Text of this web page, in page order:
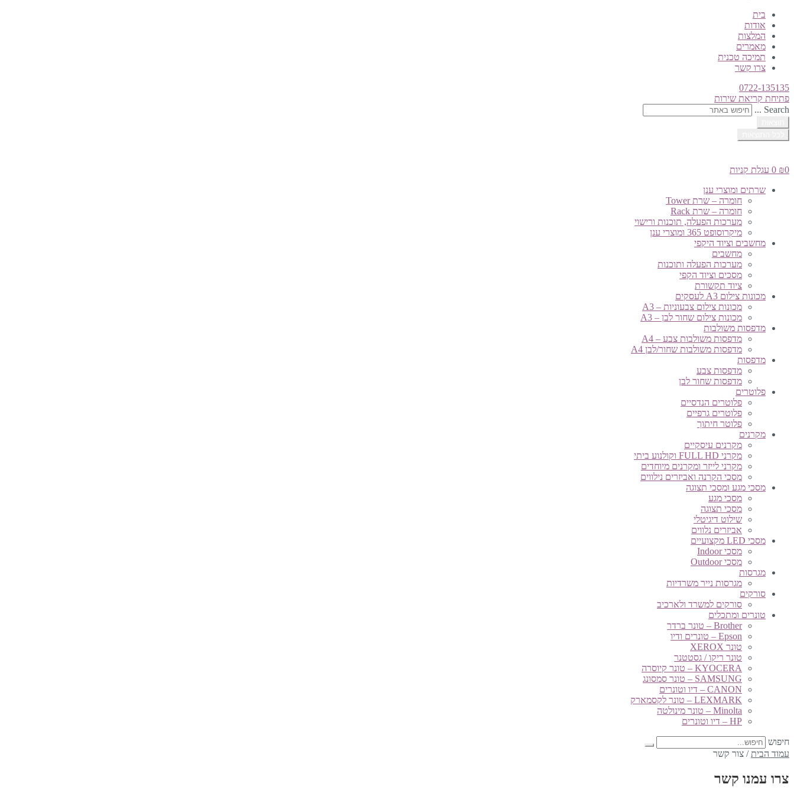
בית
אודות
המלצות
מאמרים
תמיכה טכנית
צרו קשר
0722-135135
פתיחת קריאת שירות
Search ...
₪0
0 עגלת קניות
שרתים ומוצרי ענן
חומרה – שרת Tower
חומרה – שרת Rack
מערכות הפעלה, תוכנות ורישוי
מיקרוסופט 365 ומוצרי ענן
מחשבים וציוד היקפי
מחשבים
מערכות הפעלה ותוכנות
מסכים וציוד הקפי
ציוד תקשורת
מכונות צילום A3 לעסקים
מכונות צילום צבעוניות – A3
מכונות צילום שחור לבן – A3
מדפסות משולבות
מדפסות משולבות צבע – A4
מדפסות משולבות שחור/לבן A4
מדפסות
מדפסות צבע
מדפסות שחור לבן
פלוטרים
פלוטרים הנדסיים
פלוטרים גרפיים
פלוטר חיתוך
מקרנים
מקרנים עיסקיים
מקרני FULL HD וקולנוע ביתי
מקרני לייזר ומקרנים מיוחדים
מסכי הקרנה ואביזרים נילווים
מסכי מגע ומסכי תצוגה
מסכי מגע
מסכי תצוגה
שילוט דיגיטלי
אביזרים נלווים
מסכי LED מקצועיים
מסכי Indoor
מסכי Outdoor
מגרסות
מגרסות נייר משרדיות
סורקים
סורקים למשרד ולארכיב
טונרים ומתכלים
Brother – טונר ברדר
Epson – טונרים ודיו
טונר XEROX
טונר ריקו / גסטטנר
KYOCERA – טונר קיוסרה
SAMSUNG – טונר סמסונג
CANON – דיו וטונרים
LEXMARK – טונר לקסמארק
Minolta – טונר מינולטה
HP – דיו וטונרים
חיפוש
עמוד הבית / צור קשר
צרו עמנו קשר